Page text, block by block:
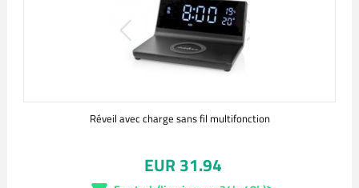
Réveil avec charge sans fil multifonction
EUR 31.94